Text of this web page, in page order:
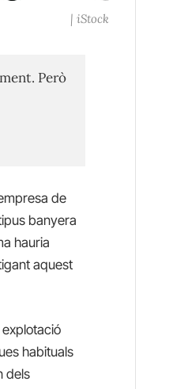
| iStock
Però
de
banyera
hauria
aquest
habituals
dels